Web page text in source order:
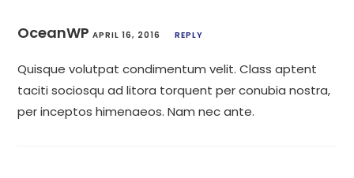
OceanWP APRIL 16, 2016 REPLY
Quisque volutpat condimentum velit. Class aptent
taciti sociosqu ad litora torquent per conubia nostra,
per inceptos himenaeos. Nam nec ante.